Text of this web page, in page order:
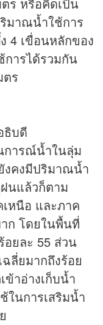
มาณน้ำใช้การ
4 เขื่อนหลักของ
ารได้รวมกัน
ร
ธิบดี
การณ์น้ำในลุ่ม
งคงมีปริมาณน้ำ
นแล้วก็ตาม
หนือ และภาค
ก โดยในพื้นที่
อยละ 55 ส่วน
ลี่ยมากถึงร้อย
าอ่างเก็บน้ำ
นการเสริมน้ำ